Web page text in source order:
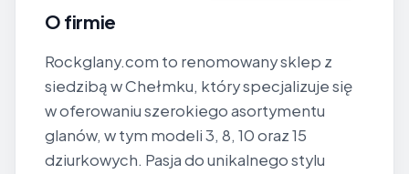
O firmie
Rockglany.com to renomowany sklep z
siedzibą w Chełmku, który specjalizuje się
w oferowaniu szerokiego asortymentu
glanów, w tym modeli 3, 8, 10 oraz 15
dziurkowych. Pasja do unikalnego stylu